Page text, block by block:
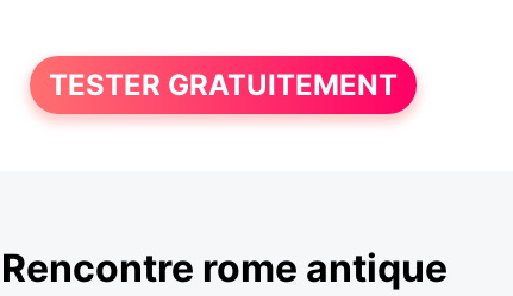
TESTER GRATUITEMENT
Rencontre rome antique